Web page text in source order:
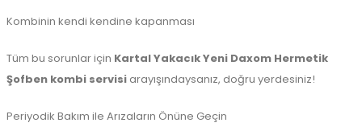
Kombinin kendi kendine kapanması
Tüm bu sorunlar için Kartal Yakacık Yeni Daxom Hermetik
Şofben kombi servisi arayışındaysanız, doğru yerdesiniz!
Periyodik Bakım ile Arızaların Önüne Geçin